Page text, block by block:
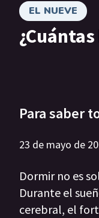
EL NUEVE
Para saber
23 de mayo de
Dormir no es
Durante el
cerebral, el